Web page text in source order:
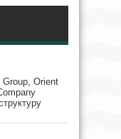
Orient